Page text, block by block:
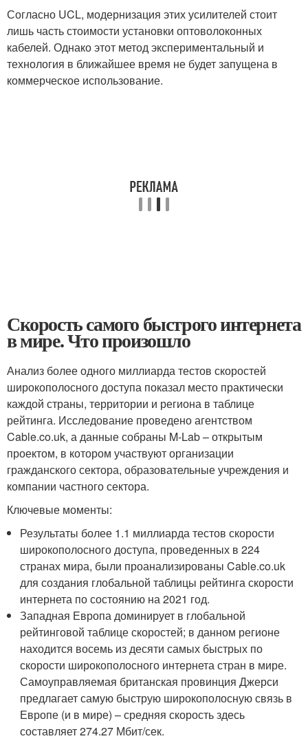
Согласно UCL, модернизация этих усилителей стоит
лишь часть стоимости установки оптоволоконных
кабелей. Однако этот метод экспериментальный и
технология в ближайшее время не будет запущена в
коммерческое использование.
Скорость самого быстрого интернета
в мире. Что произошло
Анализ более одного миллиарда тестов скоростей
широкополосного доступа показал место практически
каждой страны, территории и региона в таблице
рейтинга. Исследование проведено агентством
Cable.co.uk, а данные собраны M-Lab – открытым
проектом, в котором участвуют организации
гражданского сектора, образовательные учреждения и
компании частного сектора.
Ключевые моменты:
Результаты более 1.1 миллиарда тестов скорости
широкополосного доступа, проведенных в 224
странах мира, были проанализированы Cable.co.uk
для создания глобальной таблицы рейтинга скорости
интернета по состоянию на 2021 год.
Западная Европа доминирует в глобальной
рейтинговой таблице скоростей; в данном регионе
находится восемь из десяти самых быстрых по
скорости широкополосного интернета стран в мире.
Самоуправляемая британская провинция Джерси
предлагает самую быструю широкополосную связь в
Европе (и в мире) – средняя скорость здесь
составляет 274.27 Мбит/сек.